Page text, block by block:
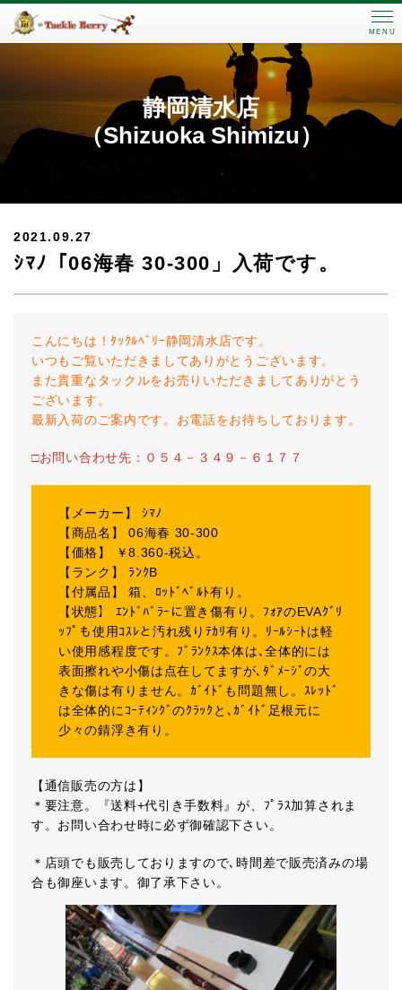
MENU
静岡清水店
（Shizuoka Shimizu）
2021.09.27
ｼﾏﾉ「06海春 30-300」入荷です。
こんにちは！ﾀｯｸﾙﾍﾞﾘｰ静岡清水店です。
いつもご覧いただきましてありがとうございます。
また貴重なタックルをお売りいただきましてありがとう
ございます。
最新入荷のご案内です。お電話をお待ちしております。
□お問い合わせ先：０５４－３４９－６１７７
【メーカー】 ｼﾏﾉ
【商品名】 06海春 30-300
【価格】 ￥8.360-税込。
【ランク】 ﾗﾝｸB
【付属品】 箱、ﾛｯﾄﾞﾍﾞﾙﾄ有り。
【状態】 ｴﾝﾄﾞﾊﾞﾗｰに置き傷有り。ﾌｫｱのEVAｸﾞﾘ
ｯﾌﾟも使用ｺｽﾚと汚れ残りﾃｶﾘ有り。ﾘｰﾙｼｰﾄは軽
い使用感程度です。ﾌﾞﾗﾝｸｽ本体は､全体的には
表面擦れや小傷は点在してますが､ﾀﾞﾒｰｼﾞの大
きな傷は有りません。ｶﾞｲﾄﾞも問題無し。ｽﾚｯﾄﾞ
は全体的にｺｰﾃｨﾝｸﾞのｸﾗｯｸと､ｶﾞｲﾄﾞ足根元に
少々の錆浮き有り。
【通信販売の方は】
＊要注意。『送料+代引き手数料』が、ﾌﾟﾗｽ加算されま
す。お問い合わせ時に必ず御確認下さい。
＊店頭でも販売しておりますので､時間差で販売済みの場
合も御座います。御了承下さい。